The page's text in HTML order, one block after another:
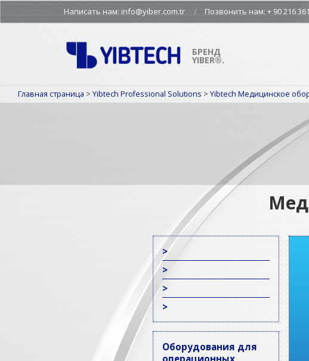
to
Написать нам: info@yiber.com.tr Позвонить нам: + 90 216
БРЕНД
YIBER®.
Главная страница > Yibtech Professional Solutions > Yibtech Медицинское
>
>
>
>
Оборудования для
операционных